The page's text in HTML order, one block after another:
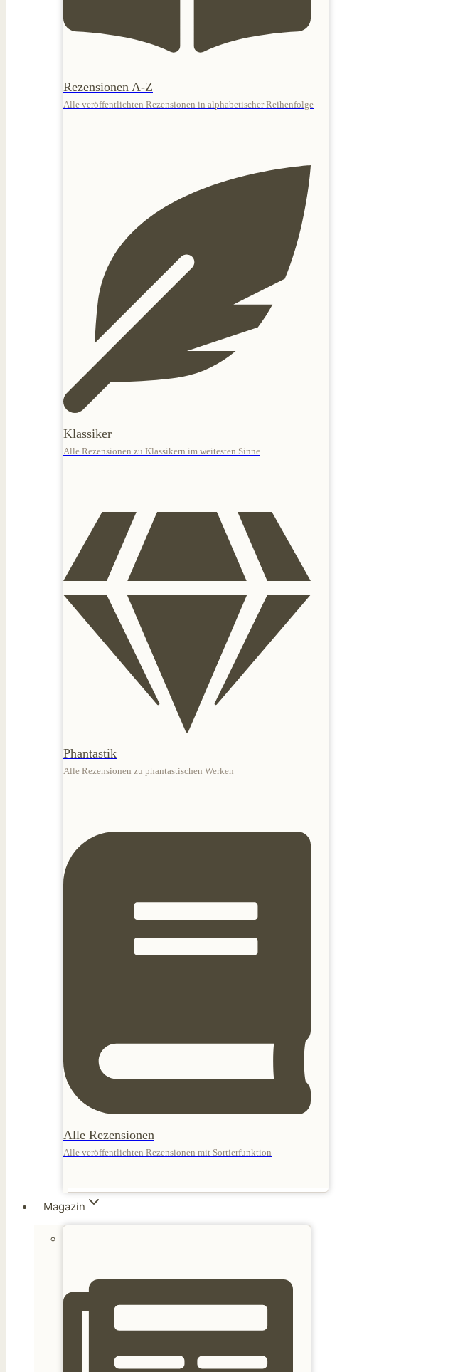
Rezensionen A-Z
Alle veröffentlichten Rezensionen in alphabetischer Reihenfolge
Klassiker
Alle Rezensionen zu Klassikern im weitesten Sinne
Phantastik
Alle Rezensionen zu phantastischen Werken
Alle Rezensionen
Alle veröffentlichten Rezensionen mit Sortierfunktion
Magazin